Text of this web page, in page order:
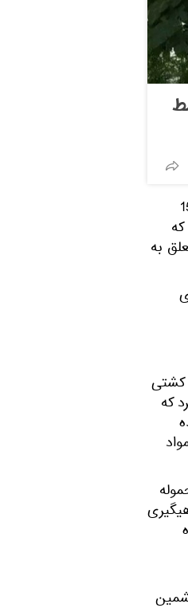
نیروهای آمریکایی در 15
که
به
کرد که یک کشتی
که
یک محموله